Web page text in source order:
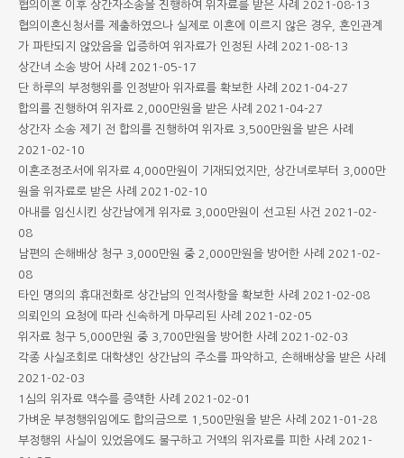
협의이혼 이후 상간자소송을 진행하여 위자료를 받은 사례
2021-08-13
협의이혼신청서를 제출하였으나 실제로 이혼에 이르지 않은 경우, 혼인관계
가 파탄되지 않았음을 입증하여 위자료가 인정된 사례 2021-08-13
상간녀 소송 방어 사례 2021-05-17
단 하루의 부정행위를 인정받아 위자료를 확보한 사례
2021-04-27
합의를 진행하여 위자료 2,000만원을 받은 사례
2021-04-27
상간자 소송 제기 전 합의를 진행하여 위자료 3,500만원을 받은 사례
2021-02-10
이혼조정조서에 위자료 4,000만원이 기재되었지만, 상간녀로부터 3,000만
원을 위자료로 받은 사례
2021-02-10
아내를 임신시킨 상간남에게 위자료 3,000만원이 선고된 사건 2021-02-
08
남편의 손해배상 청구 3,000만원 중 2,000만원을 방어한 사례
2021-02-
08
타인 명의의 휴대전화로 상간남의 인적사항을 확보한 사례
2021-02-08
의뢰인의 요청에 따라 신속하게 마무리된 사례
2021-02-05
위자료 청구 5,000만원 중 3,700만원을 방어한 사례
2021-02-03
각종 사실조회로 대학생인 상간남의 주소를 파악하고, 손해배상을 받은 사례
2021-02-03
1심의 위자료 액수를 증액한 사례
2021-02-01
가벼운 부정행위임에도 합의금으로 1,500만원을 받은 사례
2021-01-28
부정행위 사실이 있었음에도 불구하고 거액의 위자료를 피한 사례
2021-